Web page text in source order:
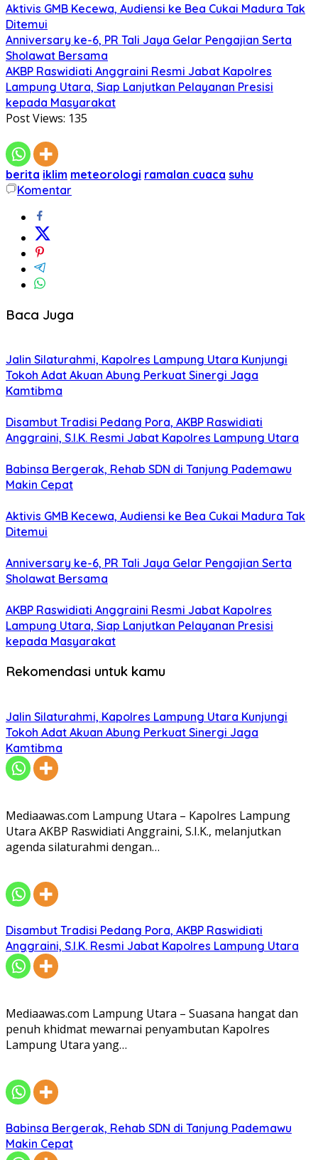
Aktivis GMB Kecewa, Audiensi ke Bea Cukai Madura Tak
Ditemui
Anniversary ke-6, PR Tali Jaya Gelar Pengajian Serta
Sholawat Bersama
AKBP Raswidiati Anggraini Resmi Jabat Kapolres
Lampung Utara, Siap Lanjutkan Pelayanan Presisi
kepada Masyarakat
Post Views: 135
berita iklim meteorologi ramalan cuaca suhu
Komentar
Baca Juga
Jalin Silaturahmi, Kapolres Lampung Utara Kunjungi
Tokoh Adat Akuan Abung Perkuat Sinergi Jaga
Kamtibma
Disambut Tradisi Pedang Pora, AKBP Raswidiati
Anggraini, S.I.K. Resmi Jabat Kapolres Lampung Utara
Babinsa Bergerak, Rehab SDN di Tanjung Pademawu
Makin Cepat
Aktivis GMB Kecewa, Audiensi ke Bea Cukai Madura Tak
Ditemui
Anniversary ke-6, PR Tali Jaya Gelar Pengajian Serta
Sholawat Bersama
AKBP Raswidiati Anggraini Resmi Jabat Kapolres
Lampung Utara, Siap Lanjutkan Pelayanan Presisi
kepada Masyarakat
Rekomendasi untuk kamu
Jalin Silaturahmi, Kapolres Lampung Utara Kunjungi
Tokoh Adat Akuan Abung Perkuat Sinergi Jaga
Kamtibma
Mediaawas.com Lampung Utara – Kapolres Lampung
Utara AKBP Raswidiati Anggraini, S.I.K., melanjutkan
agenda silaturahmi dengan…
Disambut Tradisi Pedang Pora, AKBP Raswidiati
Anggraini, S.I.K. Resmi Jabat Kapolres Lampung Utara
Mediaawas.com Lampung Utara – Suasana hangat dan
penuh khidmat mewarnai penyambutan Kapolres
Lampung Utara yang…
Babinsa Bergerak, Rehab SDN di Tanjung Pademawu
Makin Cepat